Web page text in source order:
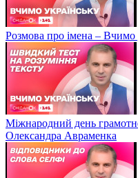
Розмова про імена – Вчимо
Міжнародний день
Олександра Авраменка